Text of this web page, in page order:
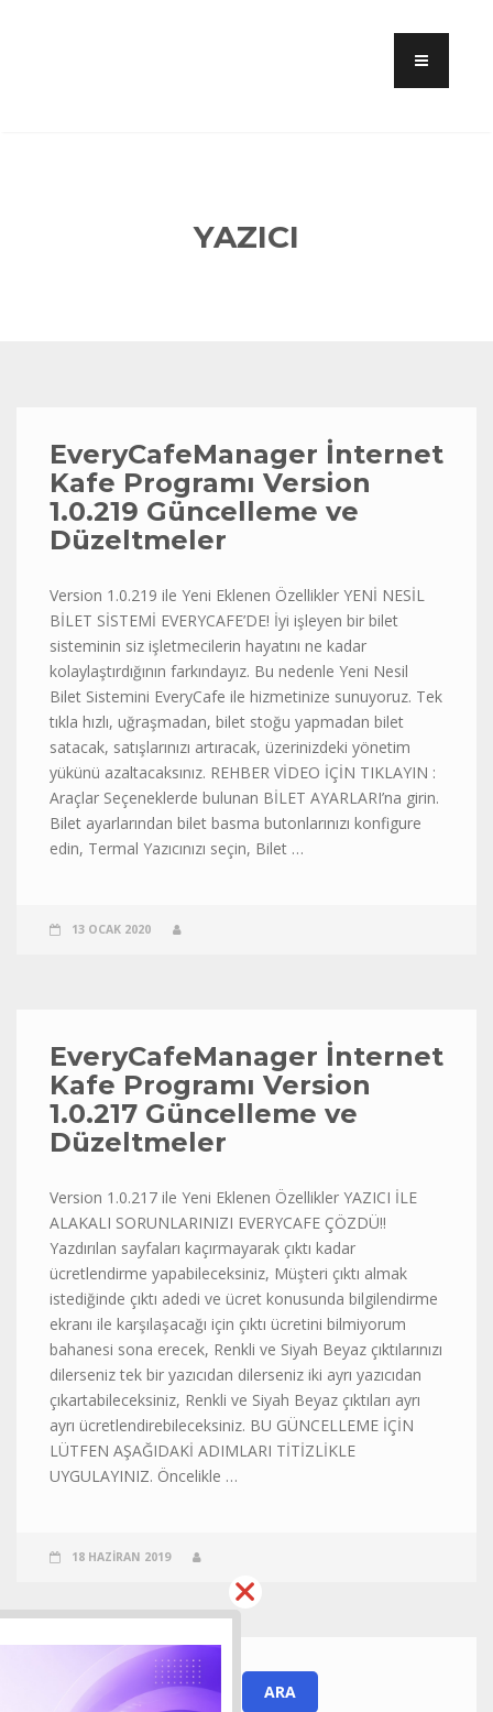
YAZICI
EveryCafeManager İnternet
Kafe Programı Version
1.0.219 Güncelleme ve
Düzeltmeler
Version 1.0.219 ile Yeni Eklenen Özellikler YENİ NESİL
BİLET SİSTEMİ EVERYCAFE’DE! İyi işleyen bir bilet
sisteminin siz işletmecilerin hayatını ne kadar
kolaylaştırdığının farkındayız. Bu nedenle Yeni Nesil
Bilet Sistemini EveryCafe ile hizmetinize sunuyoruz. Tek
tıkla hızlı, uğraşmadan, bilet stoğu yapmadan bilet
satacak, satışlarınızı artıracak, üzerinizdeki yönetim
yükünü azaltacaksınız. REHBER VİDEO İÇİN TIKLAYIN :
Araçlar Seçeneklerde bulunan BİLET AYARLARI’na girin.
Bilet ayarlarından bilet basma butonlarınızı konfigure
edin, Termal Yazıcınızı seçin, Bilet …
13 OCAK 2020
EveryCafeManager İnternet
Kafe Programı Version
1.0.217 Güncelleme ve
Düzeltmeler
Version 1.0.217 ile Yeni Eklenen Özellikler YAZICI İLE
ALAKALI SORUNLARINIZI EVERYCAFE ÇÖZDÜ!!
Yazdırılan sayfaları kaçırmayarak çıktı kadar
ücretlendirme yapabileceksiniz, Müşteri çıktı almak
istediğinde çıktı adedi ve ücret konusunda bilgilendirme
ekranı ile karşılaşacağı için çıktı ücretini bilmiyorum
bahanesi sona erecek, Renkli ve Siyah Beyaz çıktılarınızı
dilerseniz tek bir yazıcıdan dilerseniz iki ayrı yazıcıdan
çıkartabileceksiniz, Renkli ve Siyah Beyaz çıktıları ayrı
ayrı ücretlendirebileceksiniz. BU GÜNCELLEME İÇİN
LÜTFEN AŞAĞIDAKİ ADIMLARI TİTİZLİKLE
UYGULAYINIZ. Öncelikle …
18 HAZIRAN 2019